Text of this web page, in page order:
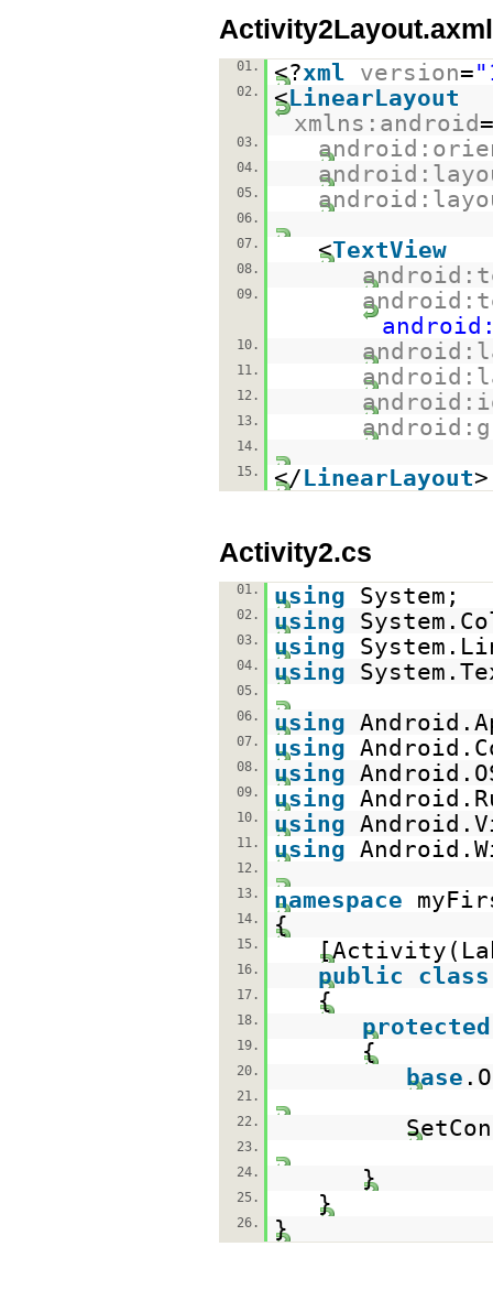
Activity2Layout.axml
01. <?xml version=
02. <LinearLayout
xmlns:android=
03.
04.
05.
06.
07.
<TextView
08.
09.
10.
11.
12.
13.
14.
15.
</LinearLayout>
Activity2.cs
01. using System;
02. using
03. using
04. using
05.
06.
using
07. using
08. using
09. using
10. using
11. using
12.
13.
namespace
14. {
15.
16. public class
17. {
18. protected
19. {
20. base
21.
22.
23.
24.
}
25. }
26. }